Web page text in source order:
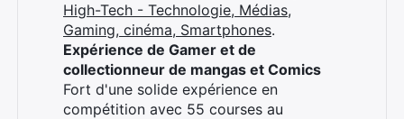
High-Tech - Technologie, Médias,
Gaming, cinéma, Smartphones.
Expérience de Gamer et de
collectionneur de mangas et Comics
Fort d'une solide expérience en
compétition avec 55 courses au